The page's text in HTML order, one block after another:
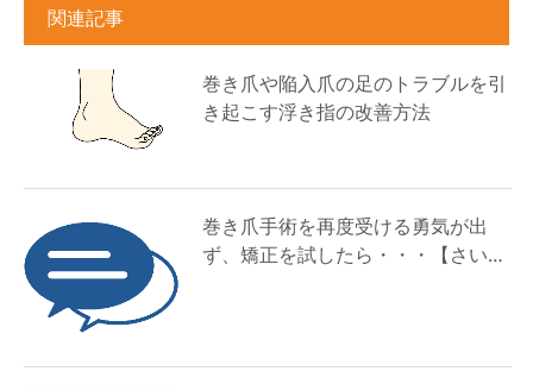
関連記事
巻き爪や陥入爪の足のトラブルを引
き起こす浮き指の改善方法
巻き爪手術を再度受ける勇気が出
ず、矯正を試したら・・・【さい…